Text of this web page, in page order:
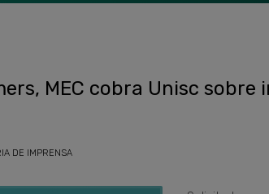
MEC cobra Unisc sobre
DE IMPRENSA